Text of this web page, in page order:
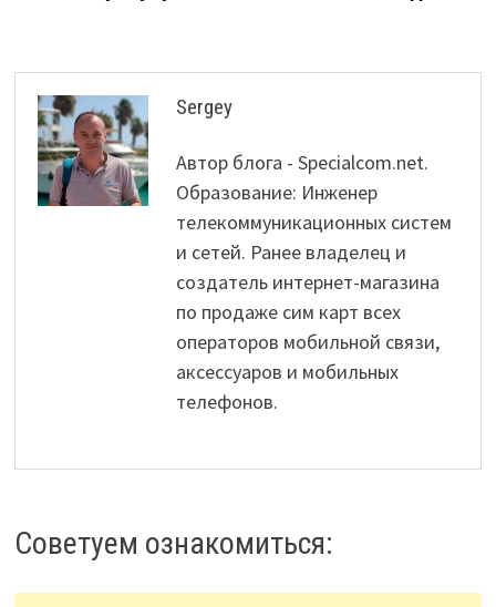
Sergey
Автор блога - Specialcom.net.
Образование: Инженер
телекоммуникационных систем
и сетей. Ранее владелец и
создатель интернет-магазина
по продаже сим карт всех
операторов мобильной связи,
аксессуаров и мобильных
телефонов.
Советуем ознакомиться: